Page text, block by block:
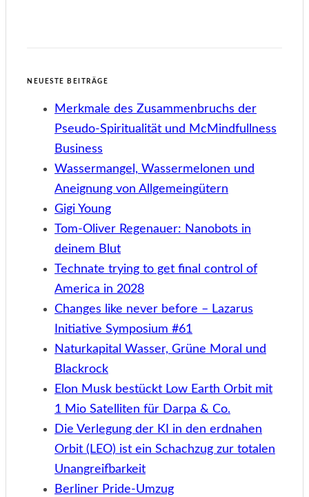
NEUESTE BEITRÄGE
Merkmale des Zusammenbruchs der
Pseudo-Spiritualität und McMindfullness
Business
Wassermangel, Wassermelonen und
Aneignung von Allgemeingütern
Gigi Young
Tom-Oliver Regenauer: Nanobots in
deinem Blut
Technate trying to get final control of
America in 2028
Changes like never before – Lazarus
Initiative Symposium #61
Naturkapital Wasser, Grüne Moral und
Blackrock
Elon Musk bestückt Low Earth Orbit mit
1 Mio Satelliten für Darpa & Co.
Die Verlegung der KI in den erdnahen
Orbit (LEO) ist ein Schachzug zur totalen
Unangreifbarkeit
Berliner Pride-Umzug